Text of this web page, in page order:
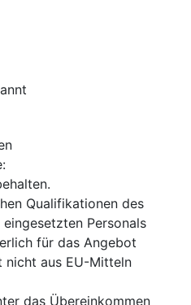
:
Qualifikationen des
Personals
für das Angebot
nicht aus EU-Mitteln
das Übereinkommen